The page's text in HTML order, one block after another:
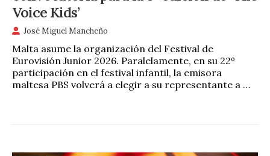
Voice Kids’
José Miguel Mancheño
Malta asume la organización del Festival de
Eurovisión Junior 2026. Paralelamente, en su 22º
participación en el festival infantil, la emisora
maltesa PBS volverá a elegir a su representante a …